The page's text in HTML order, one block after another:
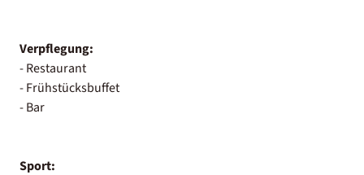
Verpflegung:
- Restaurant
- Frühstücksbuffet
- Bar
Sport: